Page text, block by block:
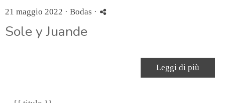
21 maggio 2022 · Bodas ·
Sole y Juande
Leggi di più